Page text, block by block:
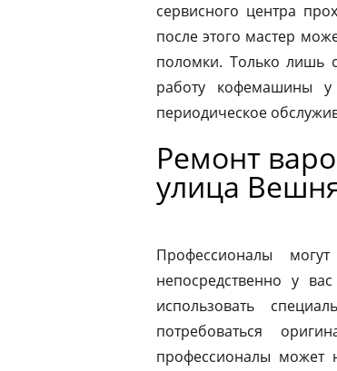
сервисного центра
после этого мастер
поломки. Только лишь
работу кофемашины
периодическое
Ремонт
улица
Профессионалы
непосредственно у
использовать
потребоваться
профессионалы может